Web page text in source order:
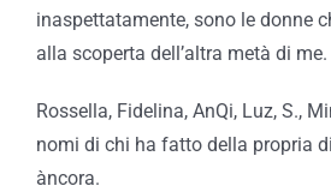
inaspettatamente, sono le donne
alla scoperta dell’altra metà di me.
Rossella, Fidelina, AnQi, Luz, S.,
nomi di chi ha fatto della propria
àncora.